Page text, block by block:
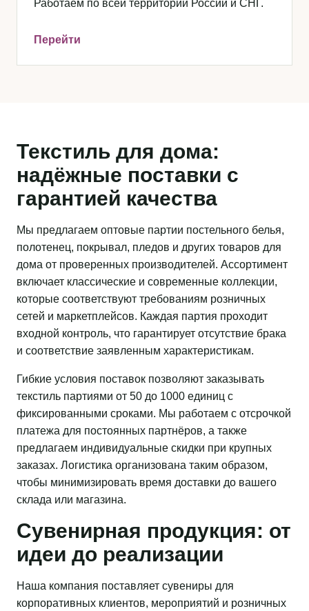
Работаем по всей территории России и СНГ.
Перейти
Текстиль для дома:
надёжные поставки с
гарантией качества
Мы предлагаем оптовые партии постельного белья,
полотенец, покрывал, пледов и других товаров для
дома от проверенных производителей. Ассортимент
включает классические и современные коллекции,
которые соответствуют требованиям розничных
сетей и маркетплейсов. Каждая партия проходит
входной контроль, что гарантирует отсутствие брака
и соответствие заявленным характеристикам.
Гибкие условия поставок позволяют заказывать
текстиль партиями от 50 до 1000 единиц с
фиксированными сроками. Мы работаем с отсрочкой
платежа для постоянных партнёров, а также
предлагаем индивидуальные скидки при крупных
заказах. Логистика организована таким образом,
чтобы минимизировать время доставки до вашего
склада или магазина.
Сувенирная продукция: от
идеи до реализации
Наша компания поставляет сувениры для
корпоративных клиентов, мероприятий и розничных